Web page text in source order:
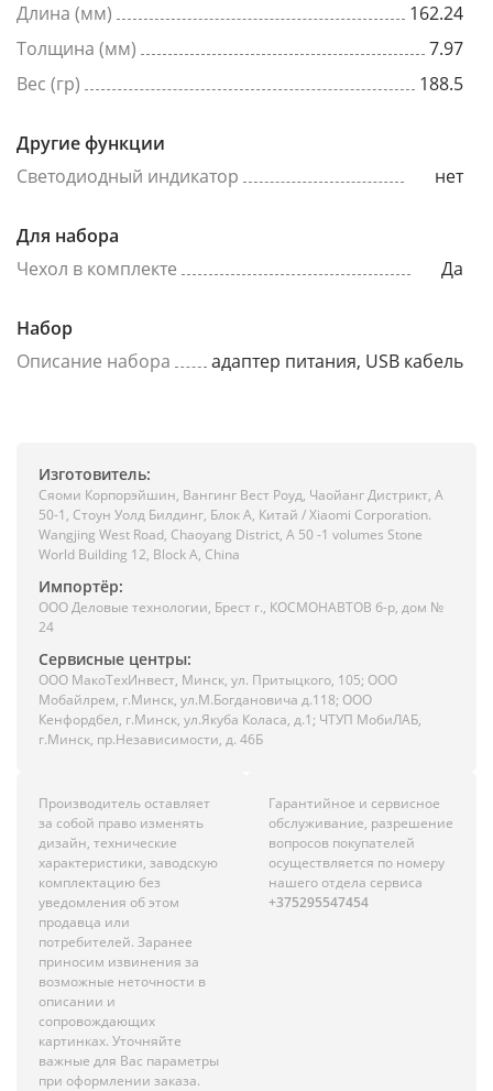
Длина (мм)
162.24
Толщина (мм)
7.97
Вес (гр)
188.5
Другие функции
Светодиодный индикатор
нет
Для набора
Чехол в комплекте
Да
Набор
Описание набора
адаптер питания, USB кабель
Изготовитель:
Сяоми Корпорэйшин, Вангинг Вест Роуд, Чаойанг Дистрикт, А
50-1, Стоун Уолд Билдинг, Блок А, Китай / Xiaomi Corporation.
Wangjing West Road, Chaoyang District, A 50 -1 volumes Stone
World Building 12, Block A, China
Импортёр:
ООО Деловые технологии, Брест г., КОСМОНАВТОВ б-р, дом №
24
Сервисные центры:
ООО МакоТехИнвест, Минск, ул. Притыцкого, 105; ООО
Мобайлрем, г.Минск, ул.М.Богдановича д.118; ООО
Кенфордбел, г.Минск, ул.Якуба Коласа, д.1; ЧТУП МобиЛАБ,
г.Минск, пр.Независимости, д. 46Б
Производитель оставляет
за собой право изменять
дизайн, технические
характеристики, заводскую
комплектацию без
уведомления об этом
продавца или
потребителей. Заранее
приносим извинения за
возможные неточности в
описании и
сопровождающих
картинках. Уточняйте
важные для Вас параметры
при оформлении заказа.
Гарантийное и сервисное
обслуживание, разрешение
вопросов покупателей
осуществляется по номеру
нашего отдела сервиса
+375295547454